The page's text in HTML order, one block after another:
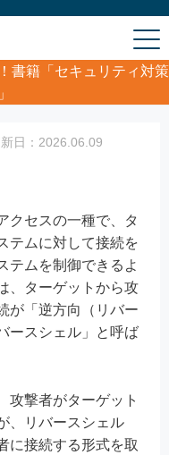
書籍「セキュリティ対策
日：2026.06.09
クセスの一種で、タ
テムに対して接続を
テムを制御できるよ
、ターゲットから攻
が「逆方向（リバー
ースシェル」と呼ば
攻撃者がターゲット
、リバースシェル
に接続する形式を取